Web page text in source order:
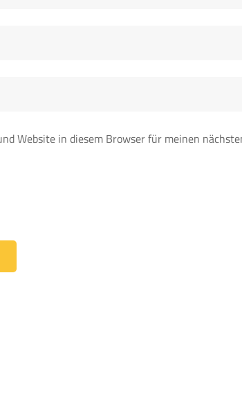
Website in diesem Browser für meinen